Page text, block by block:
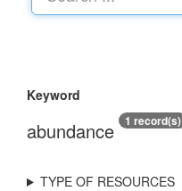
Keyword
abundance 1 record(s)
TYPE OF RESOURCES